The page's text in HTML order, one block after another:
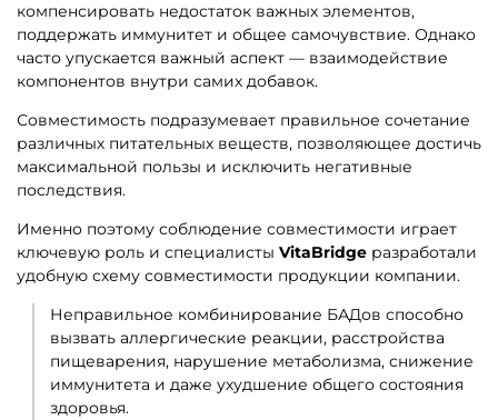
компенсировать недостаток важных элементов,
поддержать иммунитет и общее самочувствие. Однако
часто упускается важный аспект — взаимодействие
компонентов внутри самих добавок.
Совместимость подразумевает правильное сочетание
различных питательных веществ, позволяющее достичь
максимальной пользы и исключить негативные
последствия.
Именно поэтому соблюдение совместимости играет
ключевую роль и специалисты VitaBridge разработали
удобную схему совместимости продукции компании.
Неправильное комбинирование БАДов способно
вызвать аллергические реакции, расстройства
пищеварения, нарушение метаболизма, снижение
иммунитета и даже ухудшение общего состояния
здоровья.